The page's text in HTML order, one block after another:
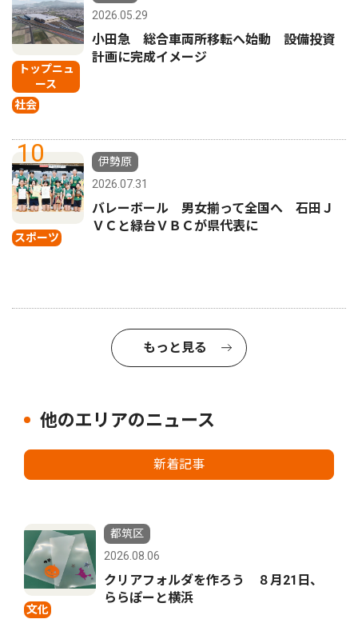
トップニュ
ース
社会
2026.05.29
小田急 総合車両所移転へ始動 設備投資
計画に完成イメージ
10
スポーツ
伊勢原
2026.07.31
バレーボール 男女揃って全国へ 石田Ｊ
ＶＣと緑台ＶＢＣが県代表に
もっと見る
他のエリアのニュース
新着記事
文化
都筑区
2026.08.06
クリアフォルダを作ろう ８月21日、
ららぽーと横浜